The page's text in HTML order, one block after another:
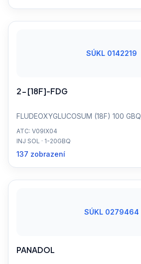
SÚKL 0142219
2-[18F]-FDG
FLUDEOXYGLUCOSUM (18F) 100 GBQ
ATC: V09IX04
INJ SOL · 1-20GBQ
137 zobrazení
SÚKL 0279464
PANADOL